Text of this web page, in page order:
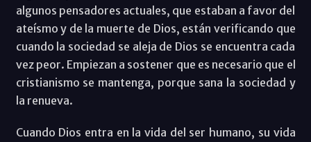
algunos pensadores actuales, que estaban a favor del
ateísmo y de la muerte de Dios, están verificando que
cuando la sociedad se aleja de Dios se encuentra cada
vez peor. Empiezan a sostener que es necesario que el
cristianismo se mantenga, porque sana la sociedad y
la renueva.
Cuando Dios entra en la vida del ser humano, su vida